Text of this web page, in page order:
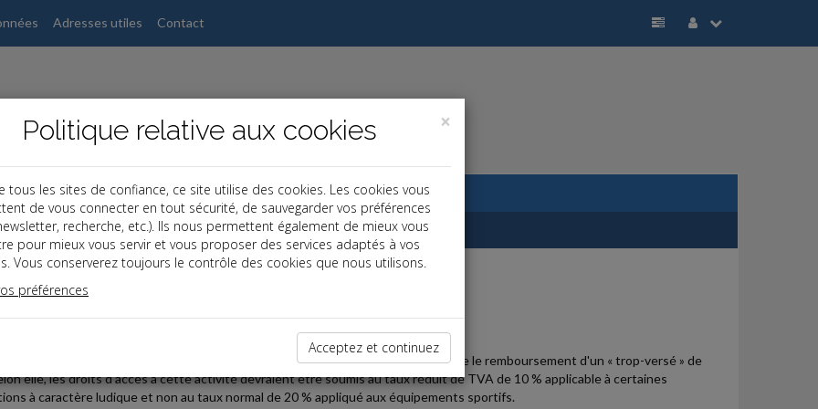
Adresses utiles Contact
06-30
: JEU OU SPORT ?
exploitant un complexe de loisirs comprenant notamment un bowling réclame le remboursement d'un « trop-versé » de
elle, les droits d'accès à cette activité devraient être soumis au taux réduit de TVA de 10 % applicable à certaines
à caractère ludique et non au taux normal de 20 % appliqué aux équipements sportifs.
×
Politique relative aux cookies
tous les sites de confiance, ce site utilise des cookies. Les cookies vous
de vous connecter en tout sécurité, de sauvegarder vos préférences
recherche, etc.). Ils nous permettent également de mieux vous
pour mieux vous servir et vous proposer des services adaptés à vos
Vous conserverez toujours le contrôle des cookies que nous utilisons.
préférences
Acceptez et continuez